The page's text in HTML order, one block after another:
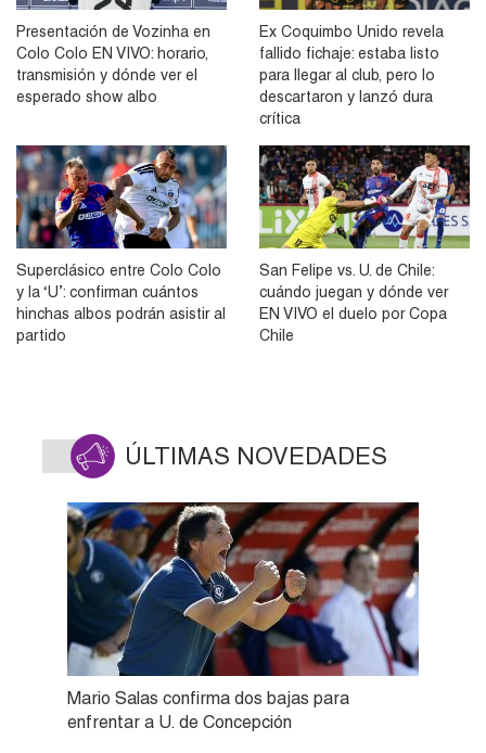
Presentación de Vozinha en
Colo Colo EN VIVO: horario,
transmisión y dónde ver el
esperado show albo
Ex Coquimbo Unido revela
fallido fichaje: estaba listo
para llegar al club, pero lo
descartaron y lanzó dura
crítica
Superclásico entre Colo Colo
y la ‘U’: confirman cuántos
hinchas albos podrán asistir al
partido
San Felipe vs. U. de Chile:
cuándo juegan y dónde ver
EN VIVO el duelo por Copa
Chile
ÚLTIMAS NOVEDADES
Mario Salas confirma dos bajas para
enfrentar a U. de Concepción